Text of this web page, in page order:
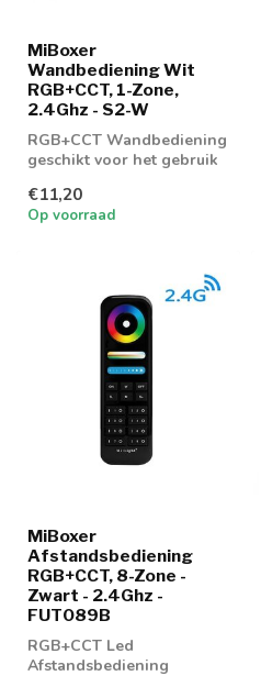
MiBoxer
Wandbediening Wit
RGB+CCT, 1-Zone,
2.4Ghz - S2-W
RGB+CCT Wandbediening
geschikt voor het gebruik
Paneel en RGBW...
€11,20
Op voorraad
MiBoxer
Afstandsbediening
RGB+CCT, 8-Zone -
Zwart - 2.4Ghz -
FUT089B
RGB+CCT Led
Afstandsbediening